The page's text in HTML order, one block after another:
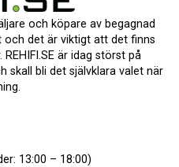
och köpare av begagnad
och det är viktigt att det finns
är idag störst på
skall bli det självklara valet när
13:00 – 18:00)